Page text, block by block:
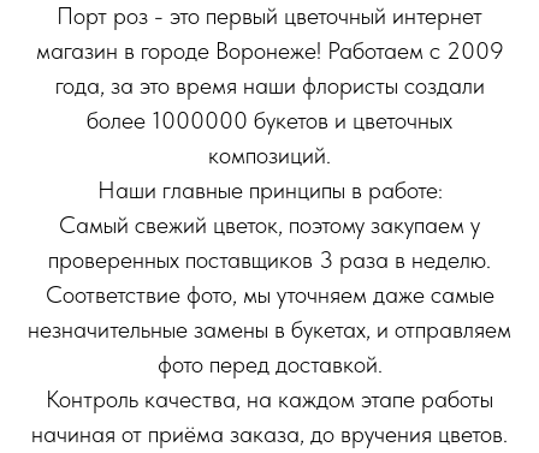
Порт роз - это первый цветочный интернет
магазин в городе Воронеже! Работаем с 2009
года, за это время наши флористы создали
более 1000000 букетов и цветочных
композиций.
Наши главные принципы в работе:
Самый свежий цветок, поэтому закупаем у
проверенных поставщиков 3 раза в неделю.
Соответствие фото, мы уточняем даже самые
незначительные замены в букетах, и отправляем
фото перед доставкой.
Контроль качества, на каждом этапе работы
начиная от приёма заказа, до вручения цветов.